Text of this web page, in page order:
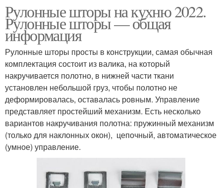
Рулонные шторы на кухню 2022.
Рулонные шторы — общая
информация
Рулонные шторы просты в конструкции, самая обычная
комплектация состоит из валика, на который
накручивается полотно, в нижней части ткани
установлен небольшой груз, чтобы полотно не
деформировалась, оставалась ровным. Управление
представляет простейший механизм. Есть несколько
вариантов накручивания полотна: пружинный механизм
(только для наклонных окон), цепочный, автоматическое
(умное) управление.